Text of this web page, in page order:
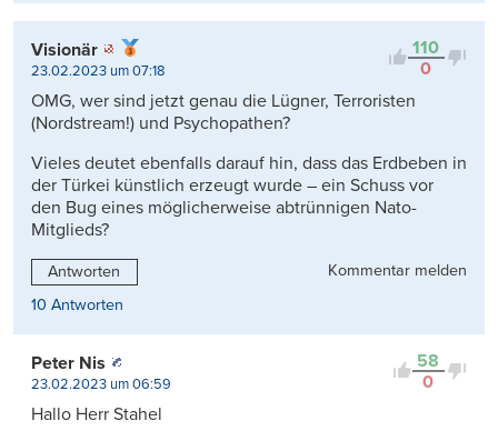
110
0
Visionär
23.02.2023 um 07:18
OMG, wer sind jetzt genau die Lügner, Terroristen
(Nordstream!) und Psychopathen?
Vieles deutet ebenfalls darauf hin, dass das Erdbeben in
der Türkei künstlich erzeugt wurde – ein Schuss vor
den Bug eines möglicherweise abtrünnigen Nato-
Mitglieds?
Antworten
Kommentar melden
10 Antworten
58
0
Peter Nis
23.02.2023 um 06:59
Hallo Herr Stahel